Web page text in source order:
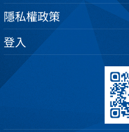
隱私權政策
登入